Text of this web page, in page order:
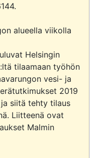
alueella viikolla
Helsingin
tilaamaan työhön
vesi- ja
2019
siitä tehty tilaus
Liitteenä ovat
Malmin